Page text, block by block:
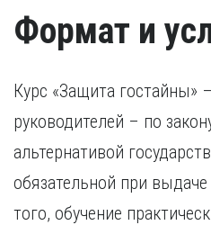
Формат и
Курс «Защита гостайны»
руководителей – по
альтернативой
обязательной при
того, обучение